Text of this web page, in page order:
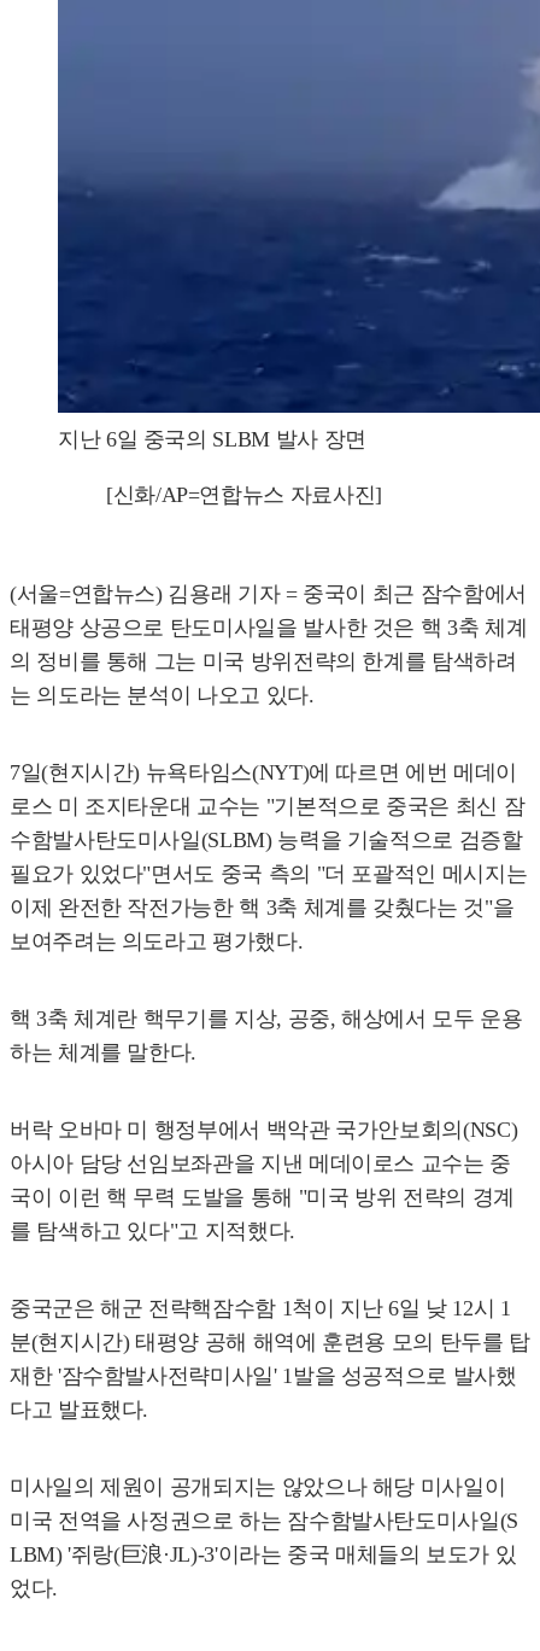
지난 6일 중국의 SLBM 발사 장면
[신화/AP=연합뉴스 자료사진]
(서울=연합뉴스) 김용래 기자 = 중국이 최근 잠수함에서
태평양 상공으로 탄도미사일을 발사한 것은 핵 3축 체계
의 정비를 통해 그는 미국 방위전략의 한계를 탐색하려
는 의도라는 분석이 나오고 있다.
7일(현지시간) 뉴욕타임스(NYT)에 따르면 에번 메데이
로스 미 조지타운대 교수는 "기본적으로 중국은 최신 잠
수함발사탄도미사일(SLBM) 능력을 기술적으로 검증할
필요가 있었다"면서도 중국 측의 "더 포괄적인 메시지는
이제 완전한 작전가능한 핵 3축 체계를 갖췄다는 것"을
보여주려는 의도라고 평가했다.
핵 3축 체계란 핵무기를 지상, 공중, 해상에서 모두 운용
하는 체계를 말한다.
버락 오바마 미 행정부에서 백악관 국가안보회의(NSC)
아시아 담당 선임보좌관을 지낸 메데이로스 교수는 중
국이 이런 핵 무력 도발을 통해 "미국 방위 전략의 경계
를 탐색하고 있다"고 지적했다.
중국군은 해군 전략핵잠수함 1척이 지난 6일 낮 12시 1
분(현지시간) 태평양 공해 해역에 훈련용 모의 탄두를 탑
재한 '잠수함발사전략미사일' 1발을 성공적으로 발사했
다고 발표했다.
미사일의 제원이 공개되지는 않았으나 해당 미사일이
미국 전역을 사정권으로 하는 잠수함발사탄도미사일(S
LBM) '쥐랑(巨浪·JL)-3'이라는 중국 매체들의 보도가 있
었다.